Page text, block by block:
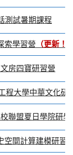
測試暑期課程
索學習營 （更新！
房四寶研習營
程大學中華文化研
聯盟夏日學院研學
空間計算建模研習